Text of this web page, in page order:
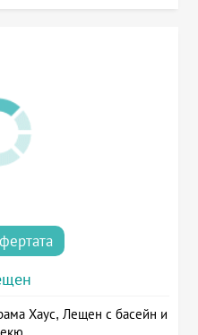
Хаус, Лещен с басейн и